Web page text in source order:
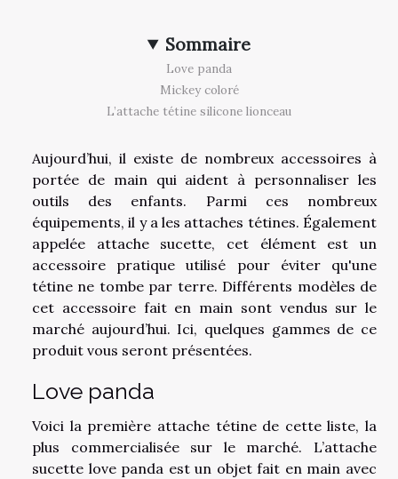
Sommaire
Love panda
Mickey coloré
L’attache tétine silicone lionceau
Aujourd’hui, il existe de nombreux accessoires à
portée de main qui aident à personnaliser les
outils des enfants. Parmi ces nombreux
équipements, il y a les attaches tétines. Également
appelée attache sucette, cet élément est un
accessoire pratique utilisé pour éviter qu'une
tétine ne tombe par terre. Différents modèles de
cet accessoire fait en main sont vendus sur le
marché aujourd’hui. Ici, quelques gammes de ce
produit vous seront présentées.
Love panda
Voici la première attache tétine de cette liste, la
plus commercialisée sur le marché. L’attache
sucette love panda est un objet fait en main avec